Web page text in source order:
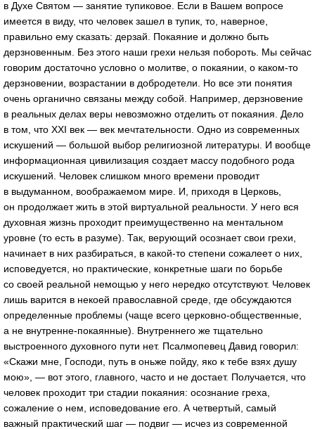
в Духе Святом — занятие тупиковое. Если в Вашем вопросе
имеется в виду, что человек зашел в тупик, то, наверное,
правильно ему сказать: дерзай. Покаяние и должно быть
дерзновенным. Без этого наши грехи нельзя побороть. Мы сейчас
говорим достаточно условно о молитве, о покаянии, о каком-то
дерзновении, возрастании в добродетели. Но все эти понятия
очень органично связаны между собой. Например, дерзновение
в реальных делах веры невозможно отделить от покаяния. Дело
в том, что XXI век — век мечтательности. Одно из современных
искушений — большой выбор религиозной литературы. И вообще
информационная цивилизация создает массу подобного рода
искушений. Человек слишком много времени проводит
в выдуманном, воображаемом мире. И, приходя в Церковь,
он продолжает жить в этой виртуальной реальности. У него вся
духовная жизнь проходит преимущественно на ментальном
уровне (то есть в разуме). Так, верующий осознает свои грехи,
начинает в них разбираться, в какой-то степени сожалеет о них,
исповедуется, но практические, конкретные шаги по борьбе
со своей реальной немощью у него нередко отсутствуют. Человек
лишь варится в некоей православной среде, где обсуждаются
определенные проблемы (чаще всего церковно-общественные,
а не внутренне-покаянные). Внутреннего же тщательно
выстроенного духовного пути нет. Псалмопевец Давид говорил:
«Скажи мне, Господи, путь в оньже пойду, яко к тебе взях душу
мою», — вот этого, главного, часто и не достает. Получается, что
человек проходит три стадии покаяния: осознание греха,
сожаление о нем, исповедование его. А четвертый, самый
важный практический шаг — подвиг — исчез из современной